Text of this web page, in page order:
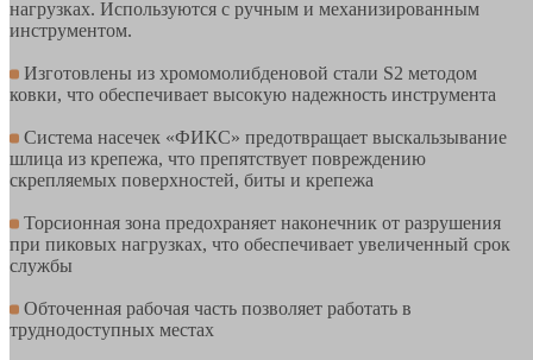
нагрузках. Используются с ручным и механизированным
инструментом.
Изготовлены из хромомолибденовой стали S2 методом
ковки, что обеспечивает высокую надежность инструмента
Система насечек «ФИКС» предотвращает выскальзывание
шлица из крепежа, что препятствует повреждению
скрепляемых поверхностей, биты и крепежа
Торсионная зона предохраняет наконечник от разрушения
при пиковых нагрузках, что обеспечивает увеличенный срок
службы
Обточенная рабочая часть позволяет работать в
труднодоступных местах